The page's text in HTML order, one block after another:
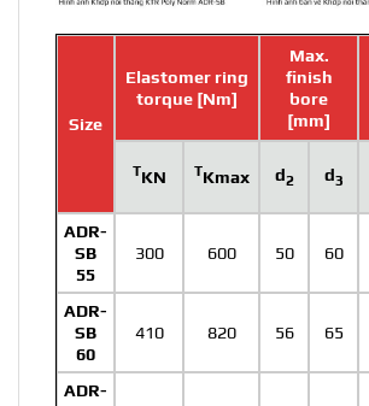
Size
Elastomer ring
torque [Nm]
Max.
finish
bore
[mm]
TKN TKmax d2 d3
ADR-
SB
55
300 600 50 60
ADR-
SB
60
410 820 56 65
ADR-